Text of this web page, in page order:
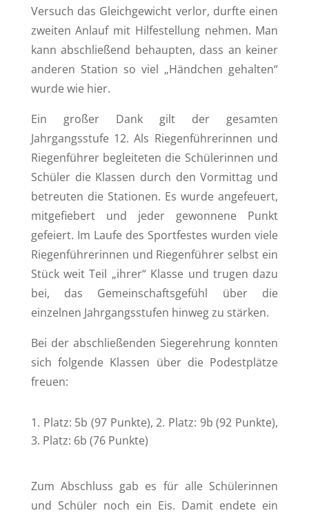
Versuch das Gleichgewicht verlor, durfte einen
zweiten Anlauf mit Hilfestellung nehmen. Man
kann abschließend behaupten, dass an keiner
anderen Station so viel „Händchen gehalten“
wurde wie hier.
Ein großer Dank gilt der gesamten
Jahrgangsstufe 12. Als Riegenführerinnen und
Riegenführer begleiteten die Schülerinnen und
Schüler die Klassen durch den Vormittag und
betreuten die Stationen. Es wurde angefeuert,
mitgefiebert und jeder gewonnene Punkt
gefeiert. Im Laufe des Sportfestes wurden viele
Riegenführerinnen und Riegenführer selbst ein
Stück weit Teil „ihrer“ Klasse und trugen dazu
bei, das Gemeinschaftsgefühl über die
einzelnen Jahrgangsstufen hinweg zu stärken.
Bei der abschließenden Siegerehrung konnten
sich folgende Klassen über die Podestplätze
freuen:
Platz: 5b (97 Punkte), 2. Platz: 9b (92 Punkte),
3. Platz: 6b (76 Punkte)
Zum Abschluss gab es für alle Schülerinnen
und Schüler noch ein Eis. Damit endete ein